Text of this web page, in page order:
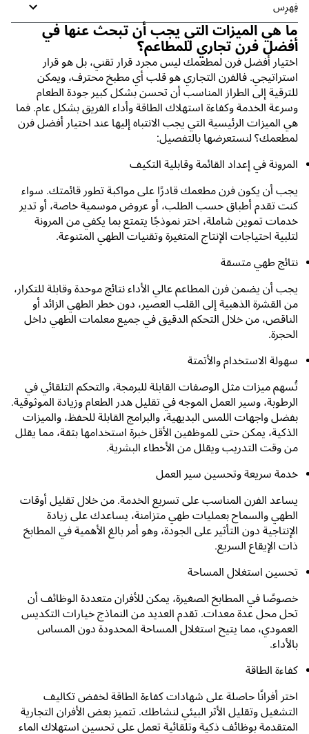
فِهرِس
ما هي الميزات التي يجب أن تبحث عنها في
أفضل فرن تجاري للمطاعم؟
اختيار أفضل فرن لمطعمك ليس مجرد قرار تقني، بل هو قرار
استراتيجي. فالفرن التجاري هو قلب أي مطبخ محترف، ويمكن
للترقية إلى الطراز المناسب أن تحسن بشكل كبير جودة الطعام
وسرعة الخدمة وكفاءة استهلاك الطاقة وأداء الفريق بشكل عام. فما
هي الميزات الرئيسية التي يجب الانتباه إليها عند اختيار أفضل فرن
لمطعمك؟ لنستعرضها بالتفصيل:
المرونة في إعداد القائمة وقابلية التكيف
يجب أن يكون فرن مطعمك قادرًا على مواكبة تطور قائمتك. سواء
كنت تقدم أطباق حسب الطلب، أو عروض موسمية خاصة، أو تدير
خدمات تموين شاملة، اختر نموذجًا يتمتع بما يكفي من المرونة
لتلبية احتياجات الإنتاج المتغيرة وتقنيات الطهي المتنوعة.
نتائج طهي متسقة
يجب أن يضمن فرن المطاعم عالي الأداء نتائج موحدة وقابلة للتكرار،
من القشرة الذهبية إلى القلب العصير، دون خطر الطهي الزائد أو
الناقص، من خلال التحكم الدقيق في جميع معلمات الطهي داخل
الحجرة.
سهولة الاستخدام والأتمتة
تُسهم ميزات مثل الوصفات القابلة للبرمجة، والتحكم التلقائي في
الرطوبة، وسير العمل الموجه في تقليل هدر الطعام وزيادة الموثوقية.
بفضل واجهات اللمس البديهية، والبرامج القابلة للحفظ، والميزات
الذكية، يمكن حتى للموظفين الأقل خبرة استخدامها بثقة، مما يقلل
من وقت التدريب ويقلل من الأخطاء البشرية.
خدمة سريعة وتحسين سير العمل
يساعد الفرن المناسب على تسريع الخدمة. من خلال تقليل أوقات
الطهي والسماح بعمليات طهي متزامنة، يساعدك على زيادة
الإنتاجية دون التأثير على الجودة، وهو أمر بالغ الأهمية في المطابخ
ذات الإيقاع السريع.
تحسين استغلال المساحة
خصوصًا في المطابخ الصغيرة، يمكن للأفران متعددة الوظائف أن
تحل محل عدة معدات. تقدم العديد من النماذج خيارات التكديس
العمودي، مما يتيح استغلال المساحة المحدودة دون المساس
بالأداء.
كفاءة الطاقة
اختر أفرانًا حاصلة على شهادات كفاءة الطاقة لخفض تكاليف
التشغيل وتقليل الأثر البيئي لنشاطك. تتميز بعض الأفران التجارية
المتقدمة بوظائف ذكية وتلقائية تعمل على تحسين استهلاك الماء